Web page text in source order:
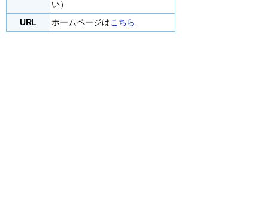
い）
URL
ホームページはこちら